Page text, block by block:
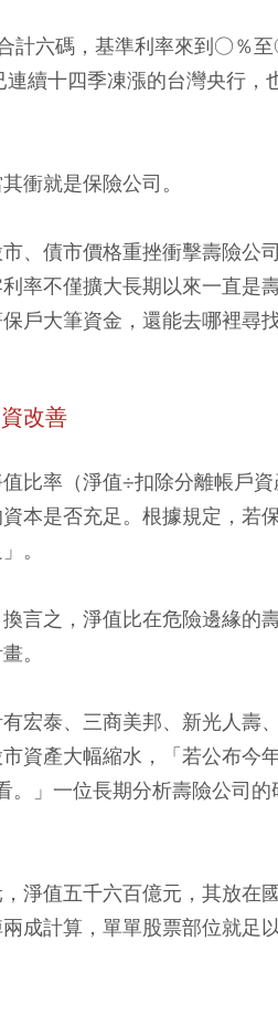
計六碼，基準利率來到○％
續十四季凍漲的台灣央行，
衝就是保險公司。
、債市價格重挫衝擊壽險公
率不僅擴大長期以來一直是
戶大筆資金，還能去哪裡尋
改善
比率（淨值÷扣除分離帳戶
本是否充足。根據規定，若
。
言之，淨值比在危險邊緣的
。
宏泰、三商美邦、新光人壽
資產大幅縮水，「若公布今
」一位長期分析壽險公司
淨值五千六百億元，其放在
成計算，單單股票部位就足